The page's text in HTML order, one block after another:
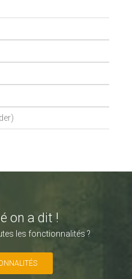
on a dit !
les fonctionnalités ?